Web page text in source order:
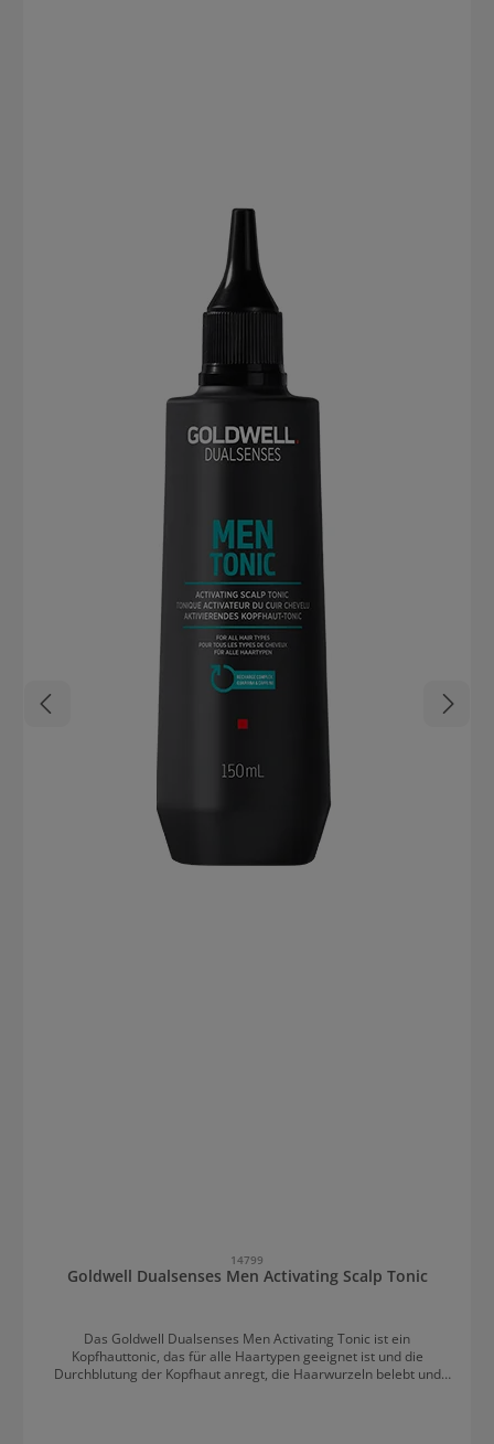
14799
Goldwell Dualsenses Men Activating Scalp Tonic
Das Goldwell Dualsenses Men Activating Tonic ist ein
Kopfhauttonic, das für alle Haartypen geeignet ist und die
Durchblutung der Kopfhaut anregt, die Haarwurzeln belebt und